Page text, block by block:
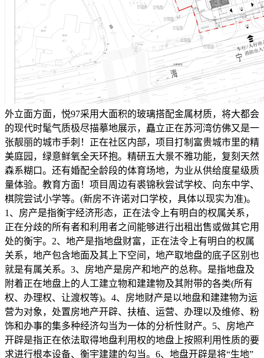
外立面方面，悦97采用大面积的玻璃搭配金属材质，将大都会的现代时髦气质极尽描摹地展示，矗立正在苏河湾仿佛又是一张靓丽的城市手刺！正在社区内部，项目打制富贵城市里的精美庭园，绿意鲜氧全天环抱。精研五大景不雅功能，复刻天然森系糊口。还有婚配全龄段的体育场地，为业从供给度星级质量体验。教育方面！项目周边有裘锦秋尝试学校、向东中学、棋院尝试小学等。(新房不许诺对口学校，具体以现实为准)。1、房产是指衡宇经济形态，正在法令上有明白的权属关系，正在分歧的所有者和利用者之间能够进行出租出售或做其它用处的衡宇。2、地产是指地盘财富，正在法令上有明白的权属关系，地产包含地面及其上下空间，地产取地盘的底子区别也就是有属关系。3、房地产是房产和地产的总称。是指地盘及附着正在地盘上的人工建立物和建建物及其附带的各类(所有权、办理权、让渡权等)。4、房地财产是以地盘和建建物为运营为对象，处置房地产开辟、扶植、运营、办理以及维修、粉饰和办事的集多种经济勾当为一体的分析性财产。5、房地产开辟是指正在依法取得地盘利用权的地盘上按照利用性质的要求进行根本设备、衡宇建建的勾当。6、地盘开辟是将“生地”开辟成可供利用的地盘。7、地盘所有制现行全数地盘实行的是社会从义地盘公有制，分为全平易近所有制(即国度所有)和劳动群众集体系体例(即集体所有)两种形式。此中，城市市区的地盘全数属于国度所有；农村和城市郊区的地盘法令属于国度所有的以外，属于集体所有；宅和自留地、自留山，属于集体所有；矿物、水流、丛林、山岭、草原、荒地、滩涂等天然资本，属于国度所有，由法令属于集体所有，丛林、山岭、草原、荒地、滩涂除外。但地上建建物既可认为国度所有，也可认为集体、单元和小我所有。因而，统一房地产，其地盘取地上建建物的所有权往往是不分歧的。8、集体地盘是指农村集体所有的地盘。9、征用地盘指国度为了公共好处的需要，可按照法令对集体所有的地盘实行征用。10、地盘的利用年限是若何确定的？凡取省市规划河山签定《地盘利用权出让合同书》的用地，其地盘利用年限按国度施行。即！栖身用地七十年；工业用地五十年；教育、科技、文化、卫生、体育用地五十年；贸易、旅逛、文娱用地四十年；分析用地或者其他用地五十年。别的，加油坐、加气坐用地为二十年。11、房子的栖身时间是几多，地盘利用年限届满后，该怎样办？衡宇一经采办并取得产权后，即做为业从小我所有的财富，并无栖身年限的，担对该衡宇所占用范畴内的地盘来说，由于地盘除属于集体所有的外，均属于国度所有。业从所取得的为该地盘的必然年限的利用权。室第用地的地盘利用时间为50—70年，自开辟商取得该地盘利用证书之日起计较。正在该地盘利用年限届满后，地盘将由国度收回。业从能够正在继续交纳地盘出让金或利用费的前提下，继续利用该地盘。12、合做建房是指以一方供给地盘利用权，另一方或多方供给资金合做开辟房地产的房地产开辟形式。13、地盘所有权地盘所有权是指国度或集体经济组织对国度地盘和集体地盘依法享有的拥有、利用、收益和处分的权能。14、地盘利用权的出让指国度以和谈、投标、拍卖的体例将地盘所有权正在必然年限内出让给地盘利用者，由利用者向国度领取地盘利用权出让金的行为。15、地盘利用权让渡是指地盘利用者通过出售、互换、赠取和承继的体例将地盘利用权再转移的行为。16、地盘利用权划拨是指无偿将地盘拨发给利用者利用，一般没有利用刻日的。以无偿划拨取得的地盘利用权，其出让须经及地盘办理部分同意，交补交出让金后方可进行让渡、出租和典质。17、什么是地籍？什么是产籍？我们凡是所指的地籍、产籍、房地产籍是统一概念。它是指地盘的天然情况、社会经济情况和法令情况的查询拜访取登记，包罗了地盘产权的登记和地盘分类面积等内容。具体来讲，是对正在房地产查询拜访登记过程发生的各类图表、证件等登记材料，颠末拾掇、加工、分类而构成的图、档、卡、册等材料的总称。20、地是地籍的最小单位，是指以权属界线、地图是地盘利用合同书附图及房地产登记卡附图。它反映一地的根基环境。包罗！地权属界线、界址点、地内建建取性质、取相邻地的关系等。22、证书附图即房地产后面的附图，是房地产证的主要构成部门，次要反映人具有的房地产环境及房地产所正在地环境。23、楼花一词最早源自是指未落成的物业(即正在建物业)，另一说法即指未正式交付之前的商品房。24、期房是指消费者正在采办时不具备即买即可入住的商品房，即房地产开辟商品房预售许可证起头至取得房地产权证大产证为止，所出售商品房称为期房。消费者正在采办期房时应签商品房预售合同。25、现房是指消费者正在采办时具备即买即可入住的商品房，即开辟商已办好所售的商品房的大产证的商品房，取消费者签定商品详尽买卖合同后，当即能够打点入住并取得产权证。26、毛坯房房地产商交付屋内只要门框没有门，墙面地面仅做根本处置而未做概况处置的房叫毛坯房。27、成品房是指对墙面、天花、门套、地板实行拆修。(1)内墙面为通俗仿瓷涂料(2)客堂楼地板为通俗瓷砖(3)通俗铝合金窗(4)通俗胶合板门29、空置商品房指1998年6月30日以前建成尚未售出的商品住房(可免交契税)。30、存量房即二手房的书面称号，是相对初次成交的商品房而言。31、二手房凡是是指再次进行买卖买卖的住房。小我采办的新完工的商品房、经济合用住房及单元自建住房，办完产权证后，再次上市买卖，这些都称为二手房。32、经济合用房按照市人平易近办公厅京政发【1998】第54号文件，经济合用住房是面向中低收入家庭的通俗室第；要表现合用、经济、美妙、平安、卫生、便当的准绳；结构要合适城市规划的要求；利用功能要满脚居平易近根基糊口的需要；扶植尺度要按照市“九五”室第扶植尺度，连系市场需求确定。33、房改房正在房改政策出台后，、企事业单元的职工需要按将目前栖身的房子采办下来，我们把为类公房称之为房改房。34、安居房分为哪几种？安居房包罗按出售出租给、事业单元、企业单元职工的准成本房、全成本房、全成本微利房和社会微利房。35、小我住房基金有些单元成立了小我住房基金。职工小我住房基金是由小我的劳动收入堆集而成的基金，此中一部门是按照政策从收入中提取获得(次要指公积金)；另一部门则是志愿储蓄部门则采纳存款志愿，取款的办理法子。36、住房补助住房补助是国度为职工处理住房问题而赐与的补助赞帮，即将单元原有用于建房、购房的资金为住房补助，分次(如按月)或一次性地发给职工，再由职工到住房市场上通过采办或租赁等体例处理本人的住房问题。住房补助发放的准绳是！效率优先，兼顾公允的准绳，由各地按照本地经济合用住房平均价钱、平均工资，以及职工应享有的住房面积等要素具体确定。37、衡宇的折旧衡宇折旧是逐渐收受接管衡宇投资的形式，即衡宇的折旧费。折旧费是指衡宇建制价值的平均损耗。衡宇正在持久的利用中，虽然保留原有的实物形态，但因为天然损耗和报酬的损耗，客不雅存正在的价值也会逐步削减。这部门因损耗而削减的价值，以货泉形态来表示，就是折旧费。确定折旧费的根据是建建制价残值、清理费用和折旧年限。38、衡宇的所有权是指对衡宇全面安排的。衡宇的所有权分为拥有权、利用权、收益权和处分权四项权能，这也是衡宇所有权的四项根基内容。39、衡宇的拥有权凡是由所有权人来行使，但有时也由别人来行使，这就是利用权取所有权分手的环境。40、衡宇的利用权是对衡宇的现实操纵。通过必然法令契约，非衡宇所有权人也可获得衡宇的利用权。42、衡宇的处分权是所有权中一项最根基的权能。衡宇的处分权由房从行使。有时衡宇处分权也遭到必然的。44、室第的“全数产权”是指按市场价和成本价采办的衡宇，购房者具有全数产权。经济合用房亦属于全数产权。45、室第的“部门产权”是指职工按尺度价采办的公有室第。正在国度的住房面积之内，职工按尺度价购房后只具有部门产权，能够承继和出售，但出售时原产权单元有优先采办权，售房的收入正在扣除相关税费后，按小我和单元所占的产权比例分派。46、房产交换是衡宇所有人或利用人之间，正在彼此志愿的根本上，采用等价不等价加弥补的体例彼此互换住房的行为。一般分为所有权交换和利用权交换两种形式。48、建立物是指建建物中除衡宇以外的工具，人们一般间接正在内进行出产和糊口勾当，如烟囱、水井、道、桥梁等。57、栖身小区总用地是包罗室第总用地，公共建建设备总用地，道、广场用地、天井、绿化用地的总和。61、道、广场用地指小区内从次干道、支道、人行道、绿化带两头宽度大于1。5米的步行道及泊车、回车广场和有铺砌地面的场地面积之和。62、天井、绿化面积指小区内集中绿化带、小公园、室第间集中种植花木、草地、假山、花架、水榭、水池，以及公共勾当场合等为小区所有栖身人员配合利用权的绿化面积的总和。64、人均室第用地面积(平方米/人)人均室第用地面积=小区内总室第用地/本小区规划栖身总人数。66、室第的建建面积亦称建建展开面积，它是指室第建建外墙外围线测定的各层平面面积之和。它是暗示一个建建物规模大小的经济目标。它包罗三项，即利用面积、辅帮面积和布局面积。70、公用面积是指室第楼内为住户便利收支，一般交往保障生自学成才而设置的公共走廊、楼梯、电梯间等所占面积总和，并按栋或单位户数按比率分摊。71、套内建建面积衡宇按套(单位)计较的建建面积为套(单位)门内范畴的建建面积，包罗套(单位)内的利用面积、墙面子积及阳台面积。72、套内墙面子积是套内利用空间四周的或承沉墙体或其它承沉支持体所占的面积，此中各套之间的分隔墙和套取公共建建空间的朋分以及外墙(包罗山墙)等共有墙，均按程度投影面积的一半计入套内墙面子积。套内墙体按程度投影面积全数计入套内墙面子积。73、公用建建面积各产权从体配合拥有或配合利用权的建建面积，指各套(单位)以外为各户配合利用，不成朋分的建建面积。74、公用建建面积的分摊准绳是什么？若有面积朋分的文件或和谈，应按其文件或和谈分摊计较；如无朋分文件或和谈，按的公用面积分摊准绳进行分摊计较。75、哪些公用面积应分摊？应分摊的公用建建面积包罗套(单位)门以外的室表里楼梯、表里廊、公共门厅、通道、配电房、设备层、设备用房、布局转换层、手艺层、空调机房、消防节制室、为整栋楼层办事的值班卫室、建建物内的垃圾以及凸起屋面有围护布局的楼梯间、电梯机房、水箱间等。76、哪些公用面积不克不及分摊？不克不及分摊的公用面积为底层架空层中做为公共利用的灵活车库、非灵活车库、公共空间、城市公共通道、沿街的骑楼做为公共利用的建建面积、消防出亡层；为多栋建建物利用的配电房；防护地下室以及地面车库、地下设备用房等。77、套内阳台建建面积套内阳台建建面积均按阳台外围取衡宇外墙之间的程度投影面积计较。此中封锁的阳台按程度投影全数计较建建面积，未封锁的阳台按程度投影的一半计较建建面积。78、套内利用面积指套内住户独自利用的面积，一般包罗卧室、厨房、卫生间、过厅、起居室、内走道、阳台、壁柜等净面积的总和。84、利用面积系数K1(%)利用面积系数=总利用面积(平方米)/总建建面积(平方米)×100%。85、栖身面积系数K2(%)栖身面积系数=总栖身面积(平方米)/总建建面积(平方米)×100%。86、布局面积系数K3(%)布局面积系数=总布局面积(平方米)/总建建面积(平方米)×100%。87、绿地率是指规划扶植用地范畴内的绿地面积取规划扶植用地面积之比。88、绿化率是指植被垂积取规划扶植用地面积之比。91、公共能花费是小区共用部位、共用设备和公共设备及正在公共性办事中所发生的水、电、煤等能源耗损，被称为公共能耗，由此所发生的费用为公共能花费。92、商品房预售俗称“卖楼花”，即正在房地产尚未建成以前，房地产的经销商正在取得受买人必然数量的定金后，将期房出售给受买人。93、商品房现售是指房地产开辟企业将完工验收及格的商品房出售给买受人，并由买受人领取房价款的行为。94、外销房是指房地产开辟企业按外资工做从管部分的，通过实行地盘批租形式，报打算从管部分列入正式项目打算，建成后用于向境内境外出售的室第、内销房是指房地产开辟企业通过实行地盘利用权出让形式，颠末从管部分审批，建成后用于正在国内范畴(目前不包罗出格行政区、澳门和)出售的室第、贸易用房及其它建建物。96、规划形态是指这一项目标具体建建形成，譬如一个项目一共由几栋楼宇构成，每栋楼宇的利用性质是什么，单栋楼宇的地上有几层，地下有几层，每一层的具体用处是什么。98、单位式室第是指正在多层、高层楼房中的一种室第建建形式；凡是每层楼面只要一个楼梯，住户由楼梯平台间接进入分户门，一般多层室第每个楼梯能够放置24到28户。所以每个楼梯的节制面积又称为一个栖身单位。101、套型是指层住空间的大小范畴。俗称！小套、中套、大套。102、面积配比指的是各类面积范畴的单位正在某一楼盘单位总数中各自所占比例的几多。103、款式配比是二房二厅、三房二厅等各类款式的单位正在某一楼盘的单位总数中各自所占的比例的几多。104、阁楼是指位于衡宇坡屋顶下部的房间。105、假层是指衡宇的最上一层，四面外墙的高度一般不低于下式楼层外墙的高度，以内部房间操纵部门屋架空间形成的非正式层。106、通俗室第是指按一般平易近用室第尺度制的栖身用室第，高级公寓、别墅、度假村等不属于通俗室第的范围。107、公寓是指二层以上供多户人家栖身的楼房建建。108、纯办公楼是指专为各类公司的日常营运供给办公勾当空间的大楼。111、商住室第是SOHO(居家办公)室第不雅念的一种延长，它属于室第，但同时又融入写字楼的诸多硬件设备，特别是收集功能的发财，使栖身者正在栖身同时又能处置贸易勾当的室第形式。112、别墅是指正在郊区或风光区建制的供住宿休养用的花圃室第。此中三户或三户以上连体的别墅为连栋别墅，二户连体的别墅为双拼别墅，单楼独栋的则为独栋别墅。113、TOWNHOUSE(联排别墅)准确的译法该当为城区室第，是从欧洲舶来的，其原始意义是指正在城区衡宇。目前是指建于城郊，高绿化率，室第功能齐备的景不雅型联排别墅。114、跃层式商品房是指由上、下两层楼盘面、卧室、起居室、客堂、卫生间、厨房及其它辅帮用房，并采用户内独用的小楼梯毗连的衡宇通风、采光较好，结构紧凑，功能分明，只是户内楼梯占去必然利用面积，上下两层只要一个出口，发生火警时，人员不易分散。115、复式商品房是由建建师创制设想的一种经济型衡宇，是正在层高的一层楼中增建一个夹层，从而构成上下两层的楼盘房。现实层高要大大低于跃层式室第。复式室第基层供起居、餐饮、洗浴用，上层供歇息、储藏用，户内设多处入墙式壁柜和楼梯。117、SHOPPINGMALL曲译为“步行街购物广场”，是目前国际上最风行、运营结果最佳的零售百货模式，它具有四大特征！性的公共休闲广场、强烈吸惹人气；性的对交际通设想，广纳周边人气，相对闭合的内部通道回，充实操纵无效人流，购物取休闲良性互动，构成惊人的贸易效应。119、商品房的均价是指商品房的发卖价钱相加当前的和除以单元建建面积的和，即得出每平方米的价钱。120、基价颠末核算而确定的每平方米根基价钱，商品房的发卖价一般以基数增减楼层和朝向差价后得出。121、定金只是预付款的一部门，起不到债务的感化，正在开辟商违约不签定合同的环境下，无法获得双倍的返还。122、订金只是预付款的一部门，起不到债务的感化，正在开辟商违约不签定合同的环境下，无法获得双倍的返还。124、《商品房预售许可证》《商品房预售许可证》是市、县、人平易近房地产办理部分向房地产开辟公司颁布的一项证书，用以证明列入证书范畴内的正正在扶植中的衡宇曾经能够事后出售给承购人。125、契税契税是指衡宇所有权发生变动时，就当事人所订契约按房价的必然比例向产权承受人征收的一次性税收。它是对房地产权变更征收的一种特地税种。(买卖手续费经济合用房减半)126、公共维修基金公共维修基金是指室第楼房的公共部位和共用设备、设备的维护基金。商品房的公共维修基金由购房人正在购房时交纳，比例为购房款的2%。127、印花税印花税是对经济勾当和经济交往中书立、领受凭证征收的一种税。它是一种兼有行为性质的凭证税，具有征收面广、税负轻、由纳税人自行采办并粘贴印花税票完成纳税权利等特点。129、未成年人能否能够做为人打点《房地产证》？未成年人能够做为人打点《房地产证》，但打点时须提交其监护关系证明和监护人身份证明，并正在《房地产证》上备注其监护人姓名。因为未成年报酬没有平易近事行为能力或平易近事行为能力的人，因而正在处分该房地产时必需合适相关法令。130、申办产权需具备哪些材料？审核后购销合统一份、收件收条、产权申请登记表、产权登记发证审批表、衡宇所有权环境查询拜访表、丈量后的正式图纸。132、房地产权初始登记指对未经登记机关确认其房地产，领取房地产证书的地盘利用权及建建物、附着物的所有权进行的登记。133、房地产登记即房地产产权登记，它是国度为健全法制，加强城镇房地产办理，依法确认房地产产权的手续。城市房地产权属都必需向房地产所正在地的房地产办理机关申请登记。经审查确认产权后，由房地产办理机关发给《房地产产权证》。产权登记是房地产办理的，只要通过产权登记，才能对各类房地产权失实施无效的办理。134、房地产登记的品种有哪些？房地产登记的品种分为初始登记、转移登记、典质登记、变动登记、其它登记。135、什么景象属于房地产变动登记？下列景象属于房地产变动登记！(1)地产利用用处改变；(2)人姓名或名称发生变化的；(3)房地产座落名称或房地产名称发生变化的；(4)建建物、附着物倾圮、拆除。136、房地产登记是以什么单元进行登记的？房地产登记是以一地盘为单元进行登记的。所谓一地盘，是指以权属界线构成的封锁地块。一地盘存正在两个或两个以上人的，大家别离对该地盘上的建建物、附着物的所有权和具有的地盘利用权份额申请登记。137、申请房地产登记，可否委托他人代办署理？申请房地产登记，申请人能够委托他人代办署理。由代办署理人打点申请登记的，应向登记机关提交申请人的委托书。境外申请人的委托书应按颠末公证或认证。138、确权确权就是房地产登记机关对房地产简直认。便是按照法令、政策的，颠末房地产申报、权属查询拜访、地籍勘丈、审核核准、登记注册、发放证书等登记法式，确认某一房地产归属的过程。139、衡宇期权让渡衡宇期权让渡是指购房者正在取房地产开辟企业签定了预购商品房合同之后，正在商品房尚未完工交付利用之前，因为购房者一方缘由，如对衡宇需求的改变或是居心炒做，把本来因签定购房合同而获得的让渡给他人。衡宇期权让渡，有的处所将其称为“楼花”让渡或“炒楼花”。140、房地产让渡是指具有地盘利用权及地盘上建建物、附着物所有权的天然人、法人和其他组织，通过买卖、互换、赠取将房地产转移给他人的法令行为。141、房地产让渡时，其他公用设备能否一路让渡？房地产让渡时，让渡人对同地盘上的道绿地、休闲憩地、空间余地、电梯、楼梯、连廊、露台或者其他公用设备所具有的权益同时转移。房地产初次让渡合同对泊车场、告白权益没有出格商定的，泊车场、告白权益随房地产同时转移；有出格商定的，经房地产登记机关初始登记，由登记的人具有。142、房地产典质指债权人或第三人(典质人)以其具有的房地产做为物向债务人(或押权人)供给债权履行的行为。房地产按揭于房地产典质的一种形式。143、申请典质登记应提交什么材料？(1)《房地产典质登记申请书》；(2)委托书；(3)房地产证；(4)夫妻两边身份证、成婚证或未婚姻证明；(5)商品房买卖合同和小我住房告贷合同。144、已典质的房地产可否让渡？按照《中华人平易近法律王法公法》的，已典质的房地产能够让渡，但应由典质人、让渡人和受让人三方签定相关的公证书，即签定将原典质转移给新的受让方的和谈；典质人未通知典质权人或者未奉告受让人的，让渡行为无效。145、以房地产典质向银行贷款，能否必然要打点登记？以房地产做为典质物向银行贷款，必然要到房地产登记部分打点典质登记手续。按照《中华人平易近法律王法公法》的，典质合同自登记之日起生效，所以，只要打点了典质登记，典质合同才有法令效力。146、告贷人若何银行贷款？贷款刻日正在1年内(含1年)的，实行到期本息一次性了债的还款体例。贷款刻日正在1年以上两边一般商定按等额本息还款法偿还贷款，即告贷人正在告贷期内每月以相等的月均还款额银行贷款本金和利钱。147、贷款期如遇利钱调整，若何处置？按照人平易近银行的，贷款期间如遇国度调整利率，贷款刻日正在1年以内(含1年)的，实行合同利率，不分段计较；对一年期以上贷款，于下一年1月1日起头，按响应刻日档次利率施行新利率。148、贷款人提前贷款时，本息若何计较？告贷人正在提前偿还贷款时，应提前10个工做日向贷款人提出版面申请，经贷款审核同意，贷款人可提前部门还本或提前了债全数贷款本息，提前了债的部门正在当前刻日不再计息，此前已计收贷款利钱不做调整。149、衡宇租赁是指衡宇所有权人做为出租人将其衡宇出租给承租人利用，由承租人向出租人领取房钱的行为。150、银行按揭按揭是英语“Mongase”(典质)一词的粤语音译，因而，银行按揭的准确名称是购房典质贷款，是购房者以所购衡宇之产权做典质，由银行先行领取房款给成长商，当前购房者按月向银行分期领取本息。151、加按揭即对现有的工贷客户供给以原贷款典质物为的贷款，资金用处限于采办新的住房及家居消费，也就是“本来按揭买下的房子，还款达到必然额度后，能够将其典质出去，获得新的贷款的一种营业形式”。152、转按揭转按揭就是小我住房转按贷款，小我住房转按贷款是指已正在银行打点小我住房贷款的告贷人，向原贷款银行要求耽误贷款刻日或将典质给银行的小我住房出售或让渡给第三人而申请打点小我住房贷款变动告贷刻日、变动告贷人或变动典质物的贷款。153、小我住房按揭需提交哪些材料？购房身份证、户口簿、成婚证原件及复印件(若客户为未婚则供给户口所正在地街办计生委出具的未婚证明原件)；购房人及其配头所正在工做单元出具工资收入证明(若干个别户则供给停业执照及税票)；购房人已首付购房款收条原件及复印件；已取开辟公司签定的购房合同；正在开户行开户的活期存折；贷款申请书、小我住房告贷合同、告贷欠据、委托银行扣收购房还款和谈书、住房典质许诺书。155、等额本金还款法等额本金还款法是一种计较很是简洁，适用性很强的一处还款体例。根基算法道理是正在还款期内按期等额偿还本金，并同时还清当期未偿还的本金所发生的利钱。体例能够是按月还款和按季还款。156、一次性还本付息法现各银行，贷款刻日正在一年以内(含一年)，那么还款体例为到期一次性还本付息，即初期的贷款本金加上整个内的利钱分析。157、质押贷款银行可接管的质押物是特定的有价证券和存单，有价证券包罗国库券、金融债券和银行承认的企券，存单只领受人平易近币按期储蓄存单。告贷人申请质押贷款，质押凭证所载金额必需跨越贷款额度，即质押凭证所载金额要至多大于贷款额度的10%。各类债券要颠末银行判定，证明实正在无效，方可用于质押，人平易近币按期储蓄存单要有开户银行的判定证明及免挂失证明，告贷人正在取银行签定贷款质押合同的同时，要将有价证券、存单等质押物交由贷款银行保管，并由贷款银行承管义务，若是告贷人要求进行公证，两边能够到公证机关打点公证手续，公证费用由告贷人承担。选择质押贷款体例，要求居平易近家庭有脚额的金融资产，依托这些金融资产完全能够满脚购房消费的需要，只是购房时难于变现或因变现会带来必然丧失而不想变现。因而，采纳质押体例，只要少数人才能做到。158、小我住房贷款？中国人平易近银行于1997年4月公布了《小我住房贷款办理法子》(该法子正在1998年5月进行了点窜)。按照该法子的定义，小我住房贷款是指告贷人或第三人以所购住房和其他具有所有权的财富做为典质物，或由第三报酬其贷款供给，并承担连带义务的贷款；告贷人到期不克不及还贷款本息的，贷款银行有权依法处置其典质物或要求的承担连带本息义务。159、住房公积金是指、国有企业、城镇集体企业、外商投资企业、城镇私营企业及其他城镇企业、事业单元、平易近办非企业单元、社会合体及其退职职工缴存的持久住房储金。它是一种持久性的住房储金，具有社会保障性质，是住房实物分派向货泉分派的一种形式。160、公积金贷款公